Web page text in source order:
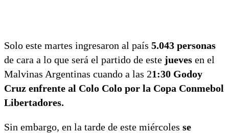
Solo este martes ingresaron al país 5.043 personas
de cara a lo que será el partido de este jueves en el
Malvinas Argentinas cuando a las 21:30 Godoy
Cruz enfrente al Colo Colo por la Copa Conmebol
Libertadores.
Sin embargo, en la tarde de este miércoles se